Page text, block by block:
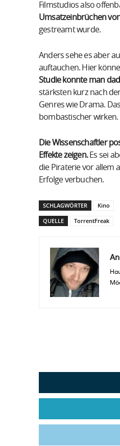
Filmstudios also
Umsatzeinbrüchen von
gestreamt wurde.
Anders sehe es aber
auftauchen. Hier
Studie konnte man
stärksten kurz nach
Genres wie Drama.
bombastischer wirken.
Die Wissenschaftler
Effekte zeigen.Es sei
die Piraterie vor allem
Erfolge verbuchen.
SCHLAGWÖRTER
Kino
QUELLE
TorrentFreak